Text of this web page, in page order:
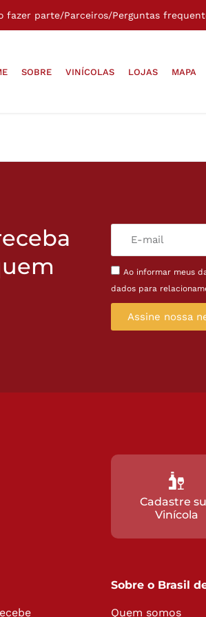
fazer parte/Parceiros/Perguntas
SOBRE VINÍCOLAS LOJAS MAPA
Ao informar meus
dados para
Assine nossa
Cadastre
Vinícola
Sobre o Brasil
Quem somos